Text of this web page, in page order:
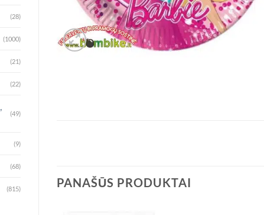
(28)
(1000)
(21)
(22)
(49)
(9)
(68)
(815) PANAŠŪS PRODUKTAI